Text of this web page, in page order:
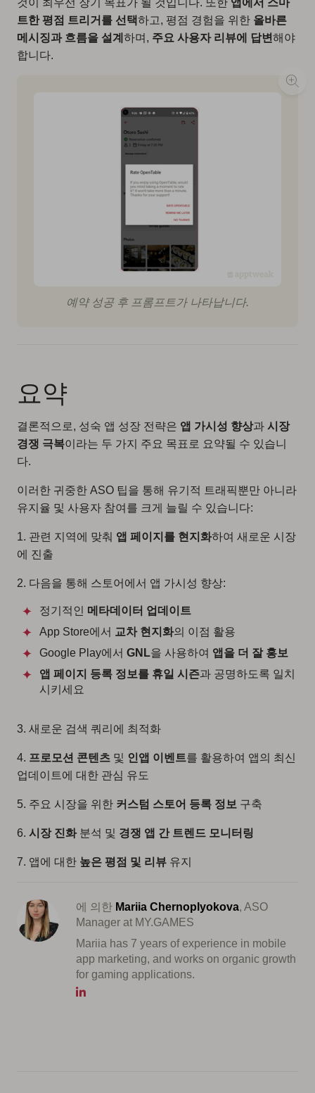
트한 평점 트리거를 선택하고, 평점 경험을 위한 올바른
메시징과 흐름을 설계 하며, 주요 사용자 리뷰에 답변해야
합니다.
예약 성공 후 프롬프트가 나타납니다.
요약
결론적으로, 성숙 앱 성장 전략은 앱 가시성 향상과 시장
경쟁 극복이라는 두 가지 주요 목표로 요약될 수 있습니
다.
이러한 귀중한 ASO 팁을 통해 유기적 트래픽뿐만 아니라
유지율 및 사용자 참여를 크게 늘릴 수 있습니다:
1. 관련 지역에 맞춰 앱 페이지를 현지화하여 새로운 시장
에 진출
2. 다음을 통해 스토어에서 앱 가시성 향상:
정기적인 메타데이터 업데이트
App Store에서 교차 현지화의 이점 활용
Google Play에서 GNL을 사용하여 앱을 더 잘 홍보
앱 페이지 등록 정보를 휴일 시즌과 공명하도록 일치
시키세요
3. 새로운 검색 쿼리에 최적화
4. 프로모션 콘텐츠 및 인앱 이벤트를 활용하여 앱의 최신
업데이트에 대한 관심 유도
5. 주요 시장을 위한 커스텀 스토어 등록 정보 구축
6. 시장 진화분석 및 경쟁 앱 간 트렌드 모니터링
7. 앱에 대한 높은 평점 및 리뷰 유지
에 의한 Mariia Chernoplyokova, ASO
Manager at MY.GAMES
Mariia has 7 years of experience in mobile
app marketing, and works on organic growth
for gaming applications.